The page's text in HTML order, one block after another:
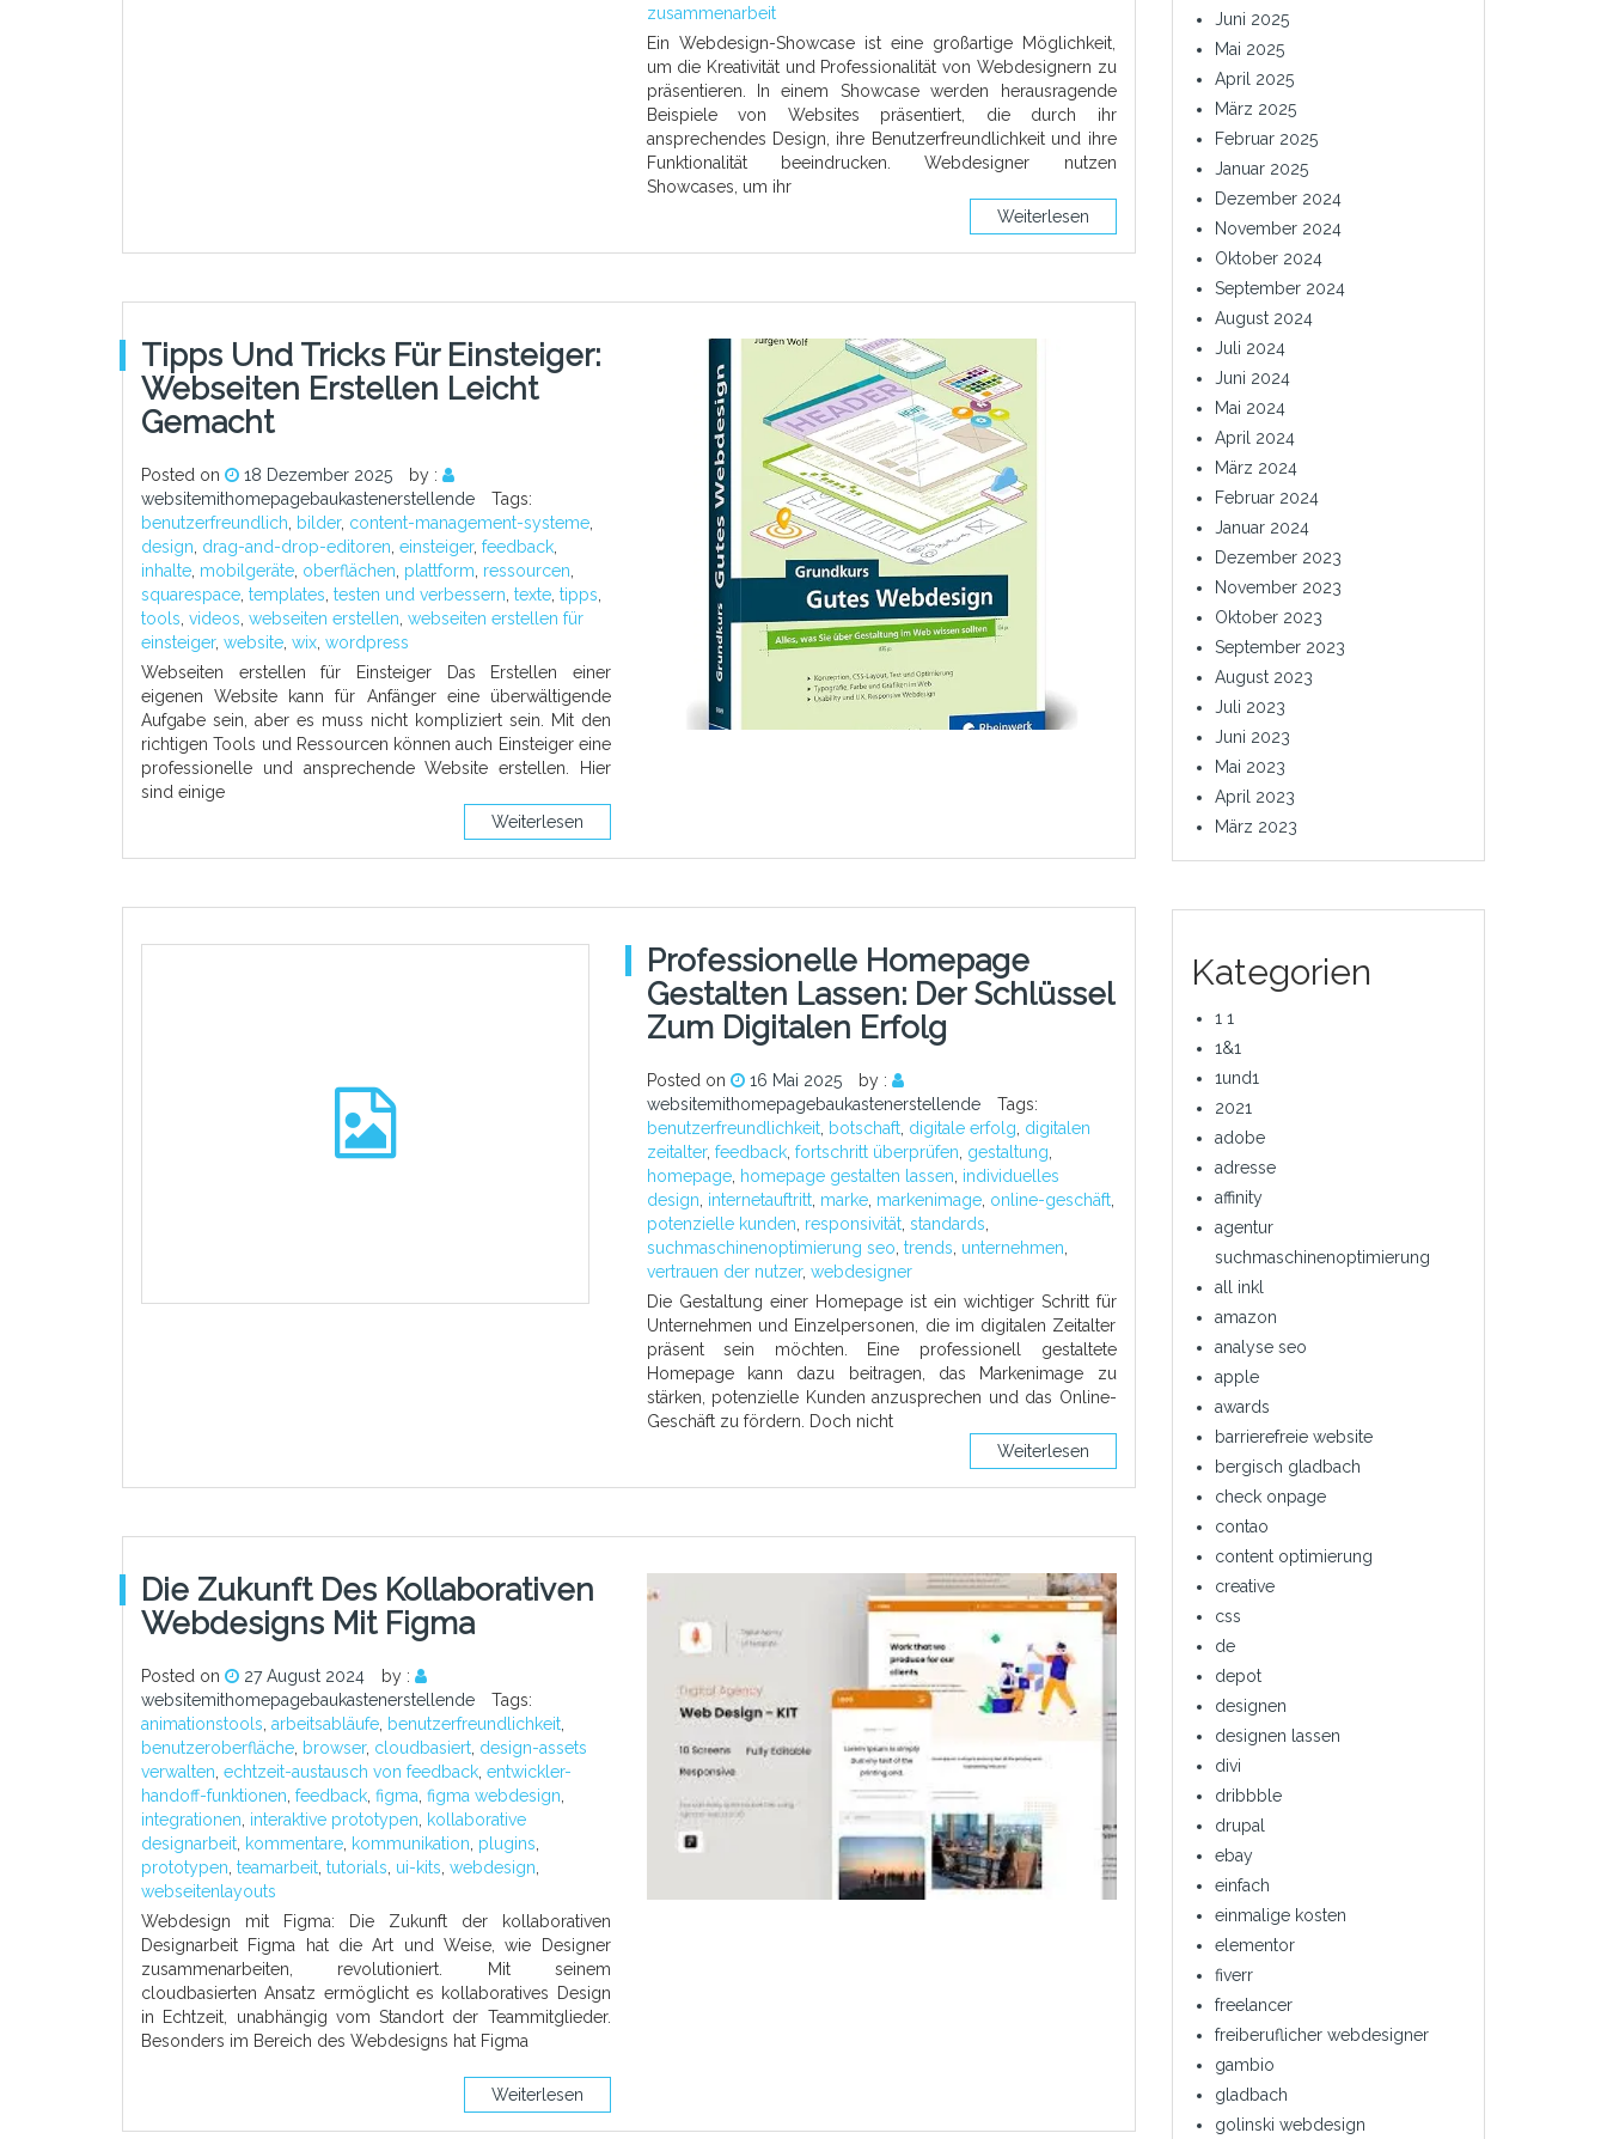
zusammenarbeit
Ein Webdesign-Showcase ist eine großartige Möglichkeit,
um die Kreativität und Professionalität von Webdesignern zu
präsentieren. In einem Showcase werden herausragende
Beispiele von Websites präsentiert, die durch ihr
ansprechendes Design, ihre Benutzerfreundlichkeit und ihre
Funktionalität beeindrucken. Webdesigner nutzen
Showcases, um ihr
Weiterlesen
Tipps Und Tricks Für Einsteiger:
Webseiten Erstellen Leicht
Gemacht
Posted on 18 Dezember 2025
by :
websitemithomepagebaukastenerstellende
Tags:
benutzerfreundlich
bilder, content-management-systeme
design drag-and-drop-editoren einsteiger, feedback
inhalte mobilgeräte oberflächen plattform ressourcen
squarespace templates testen und verbessern texte tipps
tools videos webseiten erstellen webseiten erstellen für
einsteiger, website wix wordpress
Webseiten erstellen für Einsteiger Das Erstellen einer
eigenen Website kann für Anfänger eine überwältigende
Aufgabe sein, aber es muss nicht kompliziert sein. Mit den
richtigen Tools und Ressourcen können auch Einsteiger eine
professionelle und ansprechende Website erstellen. Hier
sind einige
Weiterlesen
Professionelle Homepage
Gestalten Lassen: Der Schlüssel
Zum Digitalen Erfolg
Posted on 16 Mai 2025
by :
websitemithomepagebaukastenerstellende
Tags:
benutzerfreundlichkeit, botschaft, digitale erfolg digitalen
zeitalter, feedback, fortschritt überprüfen gestaltung
homepage, homepage gestalten lassen individuelles
design internetauftritt, marke, markenimage, online-geschäft,
potenzielle kunden responsivität, standards
suchmaschinenoptimierung seo trends unternehmen
vertrauen der nutzer, webdesigner
Die Gestaltung einer Homepage ist ein wichtiger Schritt für
Unternehmen und Einzelpersonen, die im digitalen Zeitalter
präsent sein möchten. Eine professionell gestaltete
Homepage kann dazu beitragen, das Markenimage zu
stärken, potenzielle Kunden anzusprechen und das Online-
Geschäft zu fördern. Doch nicht
Weiterlesen
Die Zukunft Des Kollaborativen
Webdesigns Mit Figma
Posted on 27 August 2024
by :
websitemithomepagebaukastenerstellende
Tags:
animationstools arbeitsabläufe benutzerfreundlichkeit
benutzeroberfläche browser, cloudbasiert design-assets
verwalten echtzeit-austausch von feedback entwickler-
handoff-funktionen feedback figma figma webdesign
integrationen interaktive prototypen
kollaborative
designarbeit kommentare kommunikation plugins
prototypen teamarbeit tutorials ui-kits webdesign
webseitenlayouts
Webdesign mit Figma: Die Zukunft der kollaborativen
Designarbeit Figma hat die Art und Weise, wie Designer
zusammenarbeiten, revolutioniert. Mit seinem
cloudbasierten Ansatz ermöglicht es kollaboratives Design
in Echtzeit, unabhängig vom Standort der Teammitglieder.
Besonders im Bereich des Webdesigns hat Figma
Weiterlesen
Juni 2025
Mai 2025
April 2025
März 2025
Februar 2025
Januar 2025
Dezember 2024
November 2024
Oktober 2024
September 2024
August 2024
Juli 2024
Juni 2024
Mai 2024
April 2024
März 2024
Februar 2024
Januar 2024
Dezember 2023
November 2023
Oktober 2023
September 2023
August 2023
Juli 2023
Juni 2023
Mai 2023
April 2023
März 2023
Kategorien
1 1
1&1
1und1
2021
adobe
adresse
affinity
agentur
suchmaschinenoptimierung
all inkl
amazon
analyse seo
apple
awards
barrierefreie website
bergisch gladbach
check onpage
contao
content optimierung
creative
css
de
depot
designen
designen lassen
divi
dribbble
drupal
ebay
einfach
einmalige kosten
elementor
fiverr
freelancer
freiberuflicher webdesigner
gambio
gladbach
golinski webdesign